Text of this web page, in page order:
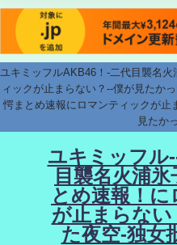
ユキミッフルAKB46！-二代目襲名
ィックが止まらない？--僕が見たか
愕まとめ速報にロマンティックが止
見たか
ユキミッフル
目襲名火浦
とめ速報！
が止まらない
た夜空-独女